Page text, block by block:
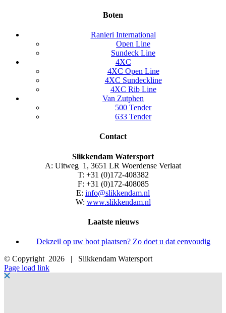
Boten
Ranieri International
Open Line
Sundeck Line
4XC
4XC Open Line
4XC Sundeckline
4XC Rib Line
Van Zutphen
500 Tender
633 Tender
Contact
Slikkendam Watersport
A: Uitweg 1, 3651 LR Woerdense Verlaat
T: +31 (0)172-408382
F: +31 (0)172-408085
E: info@slikkendam.nl
W: www.slikkendam.nl
Laatste nieuws
Dekzeil op uw boot plaatsen? Zo doet u dat eenvoudig
© Copyright 2026 | Slikkendam Watersport
Facebook
Instagram
LinkedIn
YouTube
X
E-
mail
Page load link